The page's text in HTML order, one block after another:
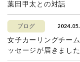
葉田甲太との対話
ブログ
女子カーリングチー
ッセージが届きました